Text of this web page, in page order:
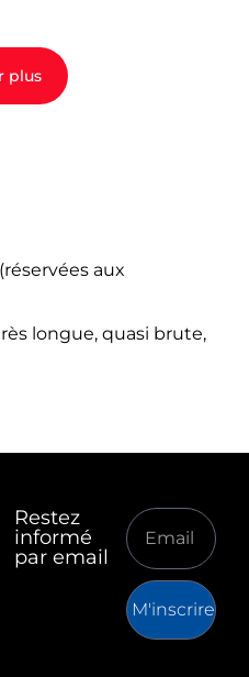
plus
aux
longue, quasi brute,
Restez
informé
par email
M'inscrire